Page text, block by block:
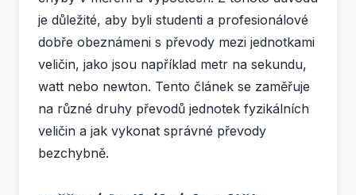
je důležité, aby byli studenti a profesionálové
dobře obeznámeni s převody mezi jednotkami
veličin, jako jsou například metr na sekundu,
watt nebo newton. Tento článek se zaměřuje
na různé druhy převodů jednotek fyzikálních
veličin a jak vykonat správné převody
bezchybně.